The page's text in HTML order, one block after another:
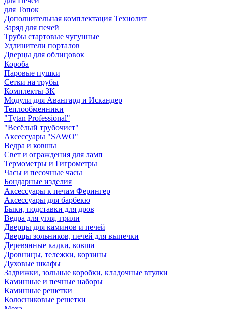
для Топок
Дополнительная комплектация Технолит
Заряд для печей
Трубы стартовые чугунные
Удлинители порталов
Дверцы для облицовок
Короба
Паровые пушки
Сетки на трубы
Комплекты ЗК
Модули для Авангард и Искандер
Теплообменники
"Tytan Professional"
"Весёлый трубочист"
Аксессуары "SAWO"
Ведра и ковшы
Свет и ограждения для ламп
Термометры и Гигрометры
Часы и песочные часы
Бондарные изделия
Аксессуары к печам Ферингер
Аксессуары для барбекю
Быки, подставки для дров
Ведра для угля, грили
Дверцы для каминов и печей
Дверцы зольников, печей для выпечки
Деревянные кадки, ковши
Дровницы, тележки, корзины
Духовые шкафы
Задвижки, зольные коробки, кладочные втулки
Каминные и печные наборы
Каминные решетки
Колосниковые решетки